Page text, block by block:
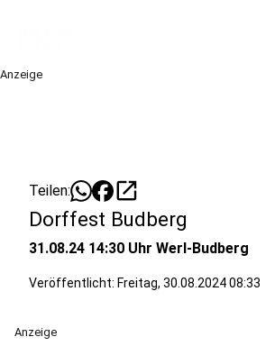
Anzeige
Teilen: open_in_new
Dorffest Budberg
31.08.24 14:30 Uhr Werl-Budberg
Veröffentlicht: Freitag, 30.08.2024 08:33
Anzeige